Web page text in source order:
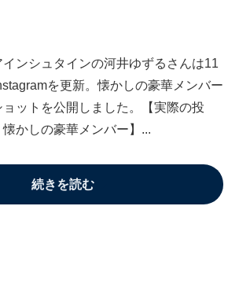
ンシュタインの河井ゆずるさんは11
を更新。懐かしの豪華メンバー
ットを公開しました。【実際の投
かしの豪華メンバー】...
続きを読む